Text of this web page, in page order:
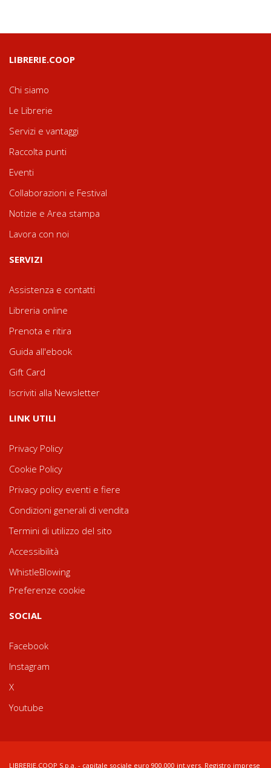
LIBRERIE.COOP
Chi siamo
Le Librerie
Servizi e vantaggi
Raccolta punti
Eventi
Collaborazioni e Festival
Notizie e Area stampa
Lavora con noi
SERVIZI
Assistenza e contatti
Libreria online
Prenota e ritira
Guida all'ebook
Gift Card
Iscriviti alla Newsletter
LINK UTILI
Privacy Policy
Cookie Policy
Privacy policy eventi e fiere
Condizioni generali di vendita
Termini di utilizzo del sito
Accessibilità
WhistleBlowing
Preferenze cookie
SOCIAL
Facebook
Instagram
X
Youtube
LIBRERIE.COOP S.p.a. - capitale sociale euro 900.000 int.vers. Registro imprese